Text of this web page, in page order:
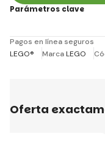
Parámetros clave
Pagos en línea seguros
LEGO®
MarcaLEGO
Oferta